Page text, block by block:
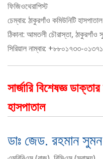
ফিজিওথেরাপিস্ট
চেম্বার: ঠাকুরগাঁও কমিউনিটি
ঠিকানা: আমতলী চৌরাস্তা, ঠাকুরগাঁও
সিরিয়াল নাম্বার: +৮৮০১৭৩৩-
সার্জারি বিশেষজ্ঞ
হাসপাতাল
ডাঃ জেড. রহমান সুমন